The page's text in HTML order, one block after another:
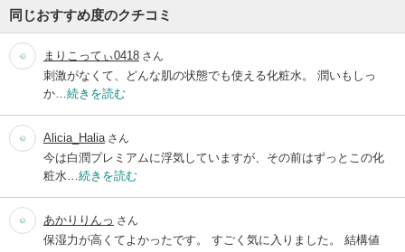
同じおすすめ度のクチコミ
まりこってぃ0418 さん
刺激がなくて、どんな肌の状態でも使える化粧水。 潤いもしっ
か… 続きを読む
Alicia_Halia さん
今は白潤プレミアムに浮気していますが、その前はずっとこの化
粧水… 続きを読む
あかりりんっ さん
保湿力が高くてよかったです。 すごく気に入りました。 結構値